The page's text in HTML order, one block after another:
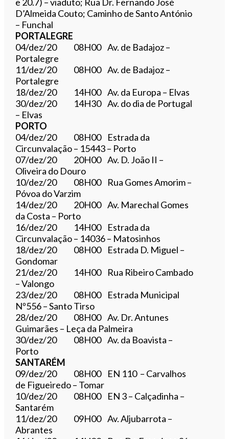
D’Almeida Couto; Caminho de Santo António
– Funchal
PORTALEGRE
04/dez/20 08H00 Av. de Badajoz –
Portalegre
11/dez/20 08H00 Av. de Badajoz –
Portalegre
18/dez/20 14H00 Av. da Europa – Elvas
30/dez/20 14H30 Av. do dia de Portugal
– Elvas
PORTO
04/dez/20 08H00 Estrada da
Circunvalação – 15443 – Porto
07/dez/20 20H00 Av. D. João II –
Oliveira do Douro
10/dez/20 08H00 Rua Gomes Amorim –
Póvoa do Varzim
14/dez/20 20H00 Av. Marechal Gomes
da Costa – Porto
16/dez/20 14H00 Estrada da
Circunvalação – 14036 – Matosinhos
18/dez/20 08H00 Estrada D. Miguel –
Gondomar
21/dez/20 14H00 Rua Ribeiro Cambado
– Valongo
23/dez/20 08H00 Estrada Municipal
Nº556 – Santo Tirso
28/dez/20 08H00 Av. Dr. Antunes
Guimarães – Leça da Palmeira
30/dez/20 08H00 Av. da Boavista –
Porto
SANTARÉM
09/dez/20 08H00 EN 110 – Carvalhos
de Figueiredo – Tomar
10/dez/20 08H00 EN 3 – Calçadinha –
Santarém
11/dez/20 09H00 Av. Aljubarrota –
Abrantes